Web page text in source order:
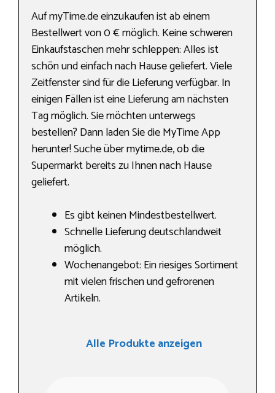
Auf myTime.de einzukaufen ist ab einem
Bestellwert von 0 € möglich. Keine schweren
Einkaufstaschen mehr schleppen: Alles ist
schön und einfach nach Hause geliefert. Viele
Zeitfenster sind für die Lieferung verfügbar. In
einigen Fällen ist eine Lieferung am nächsten
Tag möglich. Sie möchten unterwegs
bestellen? Dann laden Sie die MyTime App
herunter! Suche über mytime.de, ob die
Supermarkt bereits zu Ihnen nach Hause
geliefert.
Es gibt keinen Mindestbestellwert.
Schnelle Lieferung deutschlandweit
möglich.
Wochenangebot: Ein riesiges Sortiment
mit vielen frischen und gefrorenen
Artikeln.
Alle Produkte anzeigen